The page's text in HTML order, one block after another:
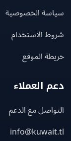
الخصوصية
الاستخدام
الموقع
العملاء
مع الدعم